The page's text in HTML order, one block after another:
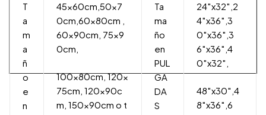
T
a
m
a
ñ
o
e
n
45x60cm,50x7
0cm,60x80cm ,
60x90cm, 75x9
0cm,
100x80cm, 120x
75cm, 120x90c
m, 150x90cm o t
Ta
ma
ño
en
PUL
GA
DA
S
24″x32″,2
4″x36″,3
0″x36″,3
6″x36″,4
0″x32″,
48″x30″,4
8″x36″,6